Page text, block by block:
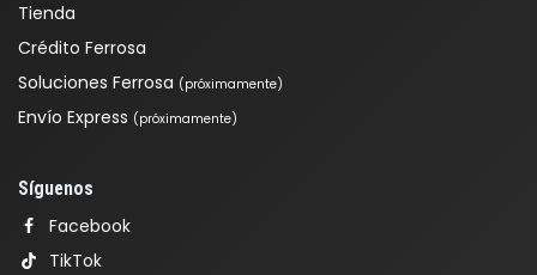
Tienda
Crédito Ferrosa
Soluciones Ferrosa (próximamente)
Envío Express (próximamente)
Síguenos
Facebook
TikTok